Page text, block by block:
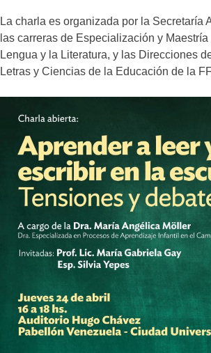
La charla es organizada por la Secretaría
las carreras de Especialización y
Lengua y la Literatura, y las Direcciones
Letras y Ciencias de la Educación de la